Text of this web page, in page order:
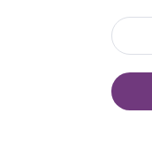
Пр-т
г. Минск,
Тел.: (+375 17)